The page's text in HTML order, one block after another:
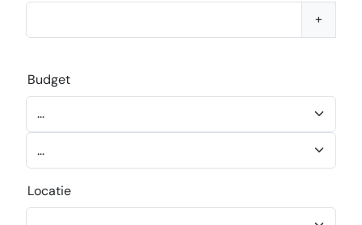
+
Budget
Locatie